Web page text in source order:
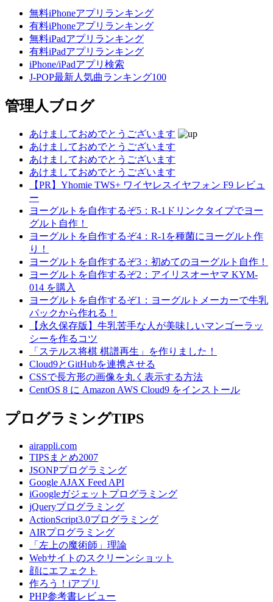
無料iPhoneアプリランキング
有料iPhoneアプリランキング
無料iPadアプリランキング
有料iPadアプリランキング
iPhone/iPadアプリ検索
J-POP最新人気曲ランキング100
管理人ブログ
あけましておめでとうございます
あけましておめでとうございます
あけましておめでとうございます
あけましておめでとうございます
【PR】Yhomie TWS+ ワイヤレスイヤフォン F9 レビュ
ー
ヨーグルトを自作するぞ5：R-1ドリンクタイプでヨー
グルト自作！
ヨーグルトを自作するぞ4：R-1を種菌にヨーグルト作
り！
ヨーグルトを自作するぞ3：初めてのヨーグルト自作！
ヨーグルトを自作するぞ2：アイリスオーヤマ KYM-
014 を購入
ヨーグルトを自作するぞ1：ヨーグルトメーカーで牛乳
パックから作れる！
【永久保存版】牛乳苦手な人が美味しいマンゴーラッ
シーを作るコツ
「ステルス将棋 棋譜再生」を作りました！
Cloud9とGitHubを連携させる
CSSで長方形の画像を丸く表示する方法
CentOS 8 に Amazon AWS Cloud9 をインストール
プログラミングTIPS
airappli.com
TIPSまとめ2007
JSONPプログラミング
Google AJAX Feed API
iGoogleガジェットプログラミング
jQueryプログラミング
ActionScript3.0プログラミング
AIRプログラミング
「左上の魔術師」理論
Webサイトのスクリーンショット
顔にエフェクト
作ろう！iアプリ
PHP参考書レビュー